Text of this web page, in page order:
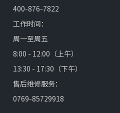
400-876-7822
工作时间：
周一至周五
8:00 - 12:00（上午）
13:30 - 17:30（下午）
售后维修服务：
0769-85729918